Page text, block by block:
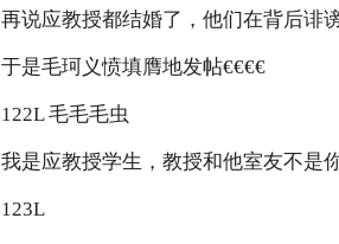
再说应教授都结婚了，他们在背后诽
于是毛珂义愤填膺地发帖€€€€
122L 毛毛毛虫
我是应教授学生，教授和他室友不是
123L